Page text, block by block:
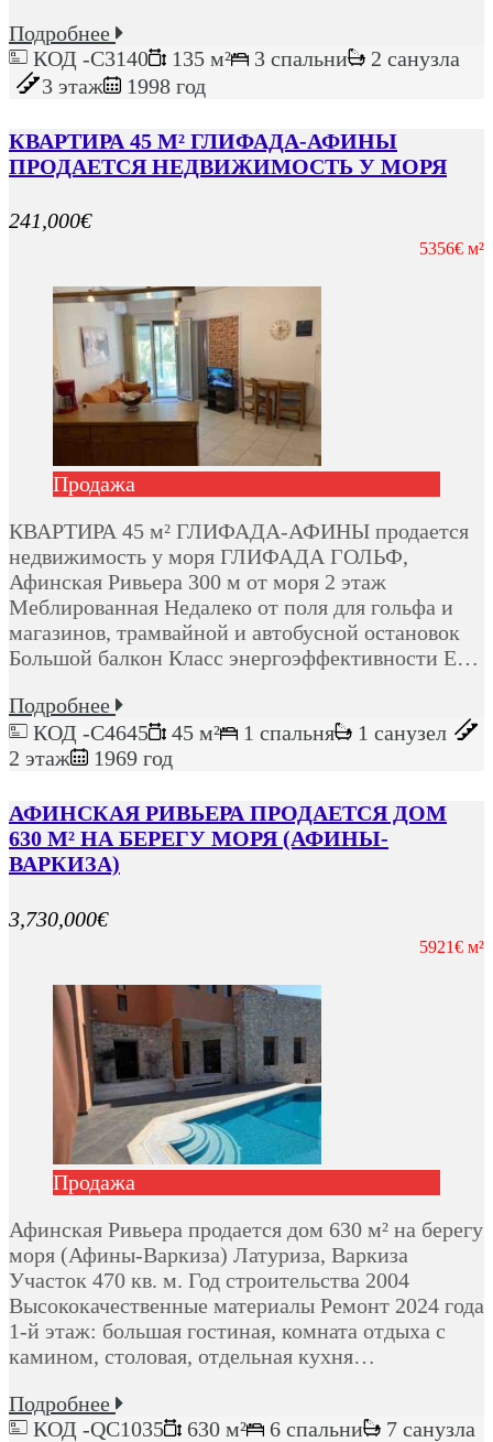
Подробнее
КОД -C3140
135 м² 3 спальни
2 санузла
3 этаж
1998 год
КВАРТИРА 45 М² ГЛИФАДА-АФИНЫ
ПРОДАЕТСЯ НЕДВИЖИМОСТЬ У МОРЯ
241,000€
5356€ м²
Продажа
КВАРТИРА 45 м² ГЛИФАДА-АФИНЫ продается
недвижимость у моря ГЛИФАДА ГОЛЬФ,
Афинская Ривьера 300 м от моря 2 этаж
Меблированная Недалеко от поля для гольфа и
магазинов, трамвайной и автобусной остановок
Большой балкон Класс энергоэффективности Ε…
Подробнее
КОД -C4645
45 м² 1 спальня
1 санузел
2 этаж
1969 год
АФИНСКАЯ РИВЬЕРА ПРОДАЕТСЯ ДОМ
630 М² НА БЕРЕГУ МОРЯ (АФИНЫ-
ВАРКИЗА)
3,730,000€
5921€ м²
Продажа
Афинская Ривьера продается дом 630 м² на берегу
моря (Афины-Варкиза) Латуриза, Варкиза
Участок 470 кв. м. Год строительства 2004
Высококачественные материалы Ремонт 2024 года
1-й этаж: большая гостиная, комната отдыха с
камином, столовая, отдельная кухня…
Подробнее
КОД -QC1035
630 м² 6 спальни
7 санузла